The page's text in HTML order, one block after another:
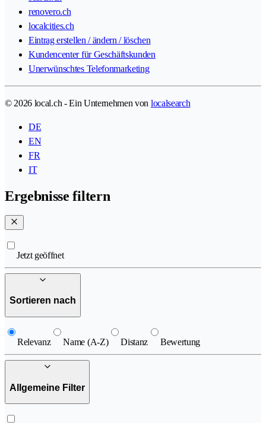
renovero.ch
localcities.ch
Eintrag erstellen / ändern / löschen
Kundencenter für Geschäftskunden
Unerwünschtes Telefonmarketing
© 2026 local.ch - Ein Unternehmen von localsearch
DE
EN
FR
IT
Ergebnisse filtern
Jetzt geöffnet
Sortieren nach
Relevanz Name (A-Z) Distanz Bewertung
Allgemeine Filter